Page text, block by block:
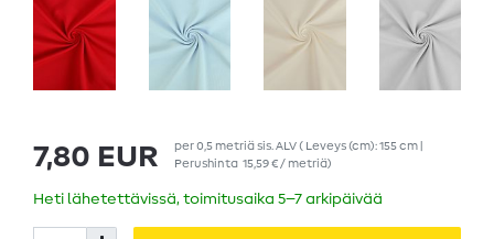
7,80 EUR per0,5 metriäsis. ALV( Leveys (cm): 155 cm |
Perushinta 15,59 € / metriä)
Heti lähetettävissä, toimitusaika 5–7 arkipäivää